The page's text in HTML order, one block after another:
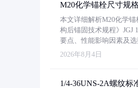
M20化学锚栓尺寸规
本文详细解析M20化学
构后锚固技术规程》JGJ
要点、性能影响因素及
2026年8月4日
1/4-36UNS-2A螺纹标